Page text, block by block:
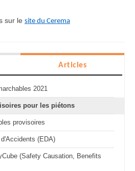
sur le site du Cerema
Articles
2021
pour les piétons
provisoires
(EDA)
(Safety Causation, Benefits